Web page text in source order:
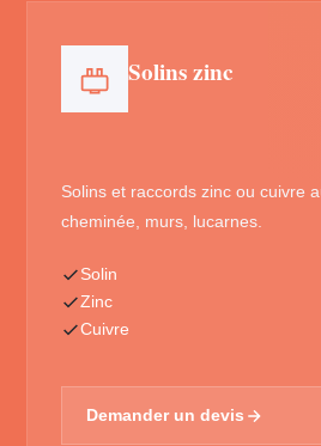
Solins zinc
Solins et raccords zinc ou cuivre
cheminée, murs, lucarnes.
Solin
Zinc
Cuivre
Demander un devis